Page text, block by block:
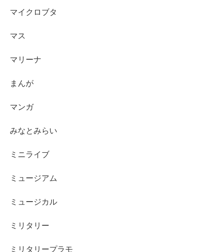
マイクロブタ
マス
マリーナ
まんが
マンガ
みなとみらい
ミニライブ
ミュージアム
ミュージカル
ミリタリー
ミリタリープラモ